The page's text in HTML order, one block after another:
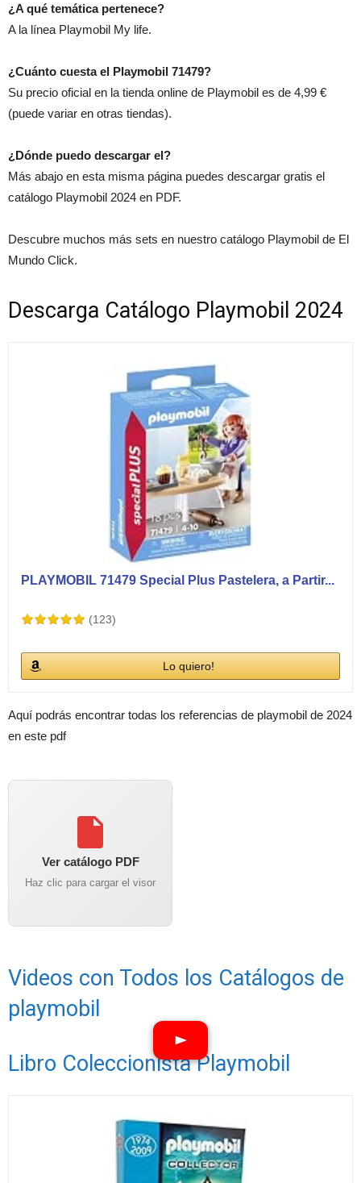
¿A qué temática pertenece?
A la línea Playmobil My life.
¿Cuánto cuesta el Playmobil 71479?
Su precio oficial en la tienda online de Playmobil es de 4,99 €
(puede variar en otras tiendas).
¿Dónde puedo descargar el?
Más abajo en esta misma página puedes descargar gratis el
catálogo Playmobil 2024 en PDF.
Descubre muchos más sets en nuestro catálogo Playmobil de El
Mundo Click.
Descarga Catálogo Playmobil 2024
PLAYMOBIL 71479 Special Plus Pastelera, a Partir...
(123)
Lo quiero!
Aquí podrás encontrar todas los referencias de playmobil de 2024
en este pdf
Ver catálogo PDF
Haz clic para cargar el visor
Videos con Todos los Catálogos de
playmobil
Libro Coleccionista Playmobil